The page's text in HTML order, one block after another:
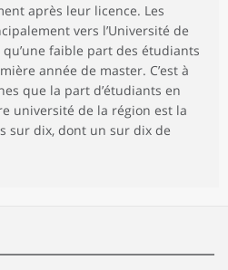
après leur licence. Les
vers l’Université de
faible part des étudiants
année de master. C’est à
que la part d’étudiants en
université de la région est la
sur dix, dont un sur dix de